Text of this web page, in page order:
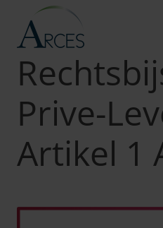
Skip to Main Content
Arces Producten
Prive-
Artikel 1